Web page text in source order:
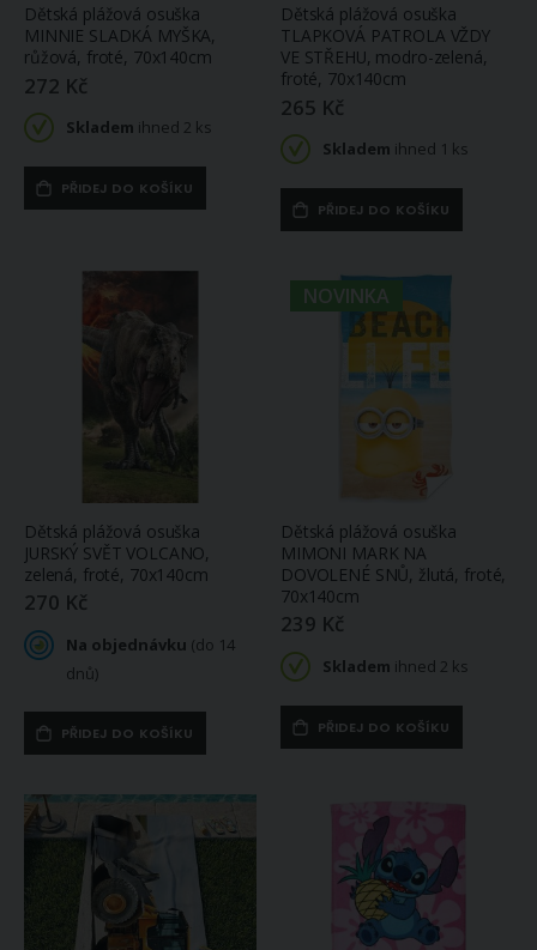
Dětská plážová osuška
MINNIE SLADKÁ MYŠKA,
růžová, froté, 70x140cm
272 Kč
Skladem ihned 2 ks
PŘIDEJ DO KOŠÍKU
Dětská plážová osuška
TLAPKOVÁ PATROLA VŽDY
VE STŘEHU, modro-zelená,
froté, 70x140cm
265 Kč
Skladem ihned 1 ks
PŘIDEJ DO KOŠÍKU
Dětská plážová osuška
JURSKÝ SVĚT VOLCANO,
zelená, froté, 70x140cm
270 Kč
Na objednávku (do 14
dnů)
PŘIDEJ DO KOŠÍKU
NOVINKA
Dětská plážová osuška
MIMONI MARK NA
DOVOLENÉ SNŮ, žlutá, froté,
70x140cm
239 Kč
Skladem ihned 2 ks
PŘIDEJ DO KOŠÍKU